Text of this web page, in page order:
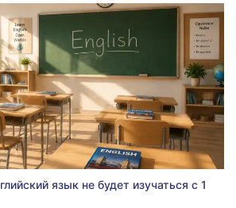
язык не будет изучаться с 1